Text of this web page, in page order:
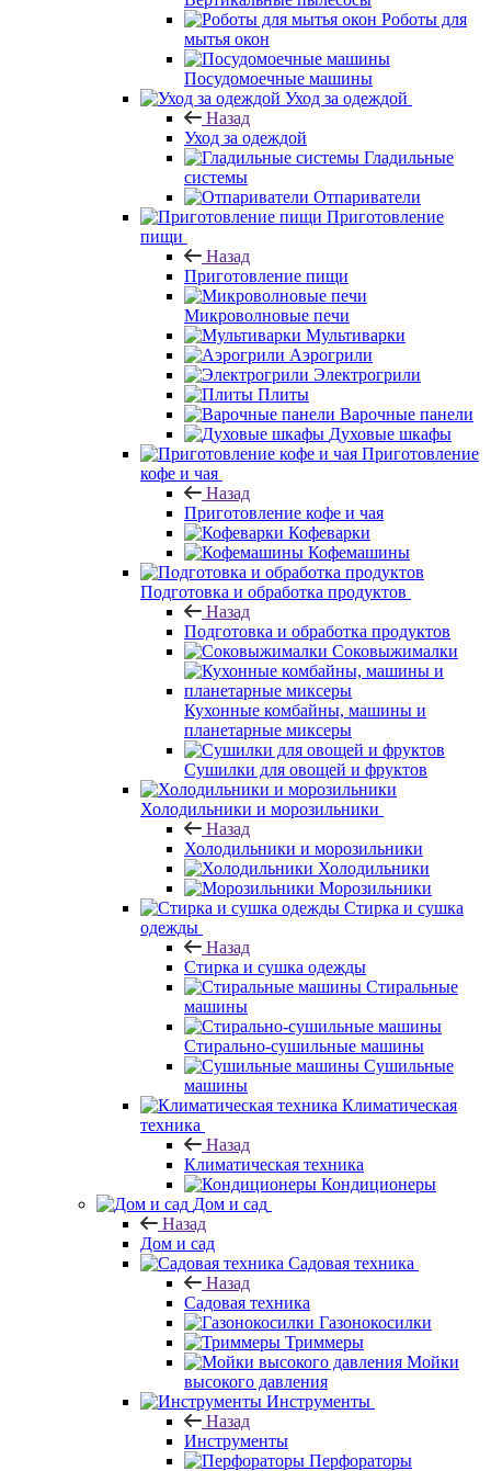
Роботы для
мытья окон
Посудомоечные машины
Уход за одеждой
Назад
Уход за одеждой
Гладильные
системы
Отпариватели
Приготовление
пищи
Назад
Приготовление пищи
Микроволновые печи
Мультиварки
Аэрогрили
Электрогрили
Плиты
Варочные панели
Духовые шкафы
Приготовление
кофе и чая
Назад
Приготовление кофе и чая
Кофеварки
Кофемашины
Подготовка и обработка продуктов
Назад
Подготовка и обработка продуктов
Соковыжималки
Кухонные комбайны, машины и
планетарные миксеры
Сушилки для овощей и фруктов
Холодильники и морозильники
Назад
Холодильники и морозильники
Холодильники
Морозильники
Стирка и сушка
одежды
Назад
Стирка и сушка одежды
Стиральные
машины
Стирально-сушильные машины
Сушильные
машины
Климатическая
техника
Назад
Климатическая техника
Кондиционеры
Дом и сад
Назад
Дом и сад
Садовая техника
Назад
Садовая техника
Газонокосилки
Триммеры
Мойки
высокого давления
Инструменты
Назад
Инструменты
Перфораторы